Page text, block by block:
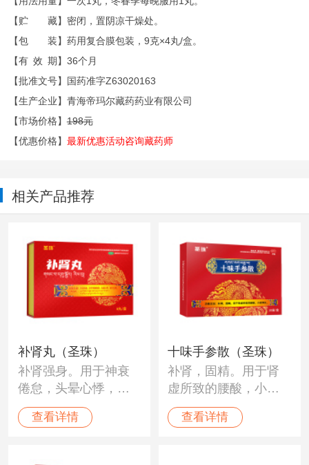
【贮 藏】密闭，置阴凉干燥处。
【包 装】药用复合膜包装，9克×4丸/盒。
【有 效 期】36个月
【批准文号】国药准字Z63020163
【生产企业】青海帝玛尔藏药药业有限公司
【市场价格】198元
【优惠价格】 最新优惠活动咨询藏药师
相关产品推荐
补肾丸（圣珠）
补肾强身。用于神衰
倦怠，头晕心悸，眼
花耳聋。
查看详情
十味手参散（圣珠）
补肾，固精。用于肾
虚所致的腰酸，小便
清长。
查看详情